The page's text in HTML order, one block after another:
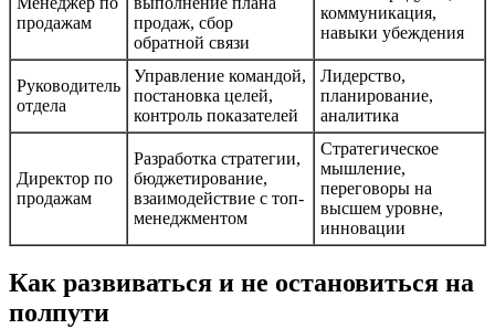
продажам
продаж, сбор
обратной связи
коммуникация,
навыки убеждения
Руководитель
отдела
Управление командой,
постановка целей,
контроль показателей
Лидерство,
планирование,
аналитика
Директор по
продажам
Разработка стратегии,
бюджетирование,
взаимодействие с топ-
менеджментом
Стратегическое
мышление,
переговоры на
высшем уровне,
инновации
Как развиваться и не остановиться на
полпути